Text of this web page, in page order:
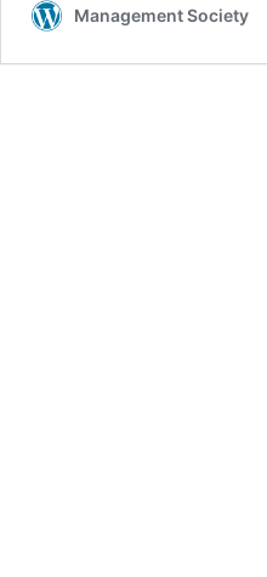
Management Society